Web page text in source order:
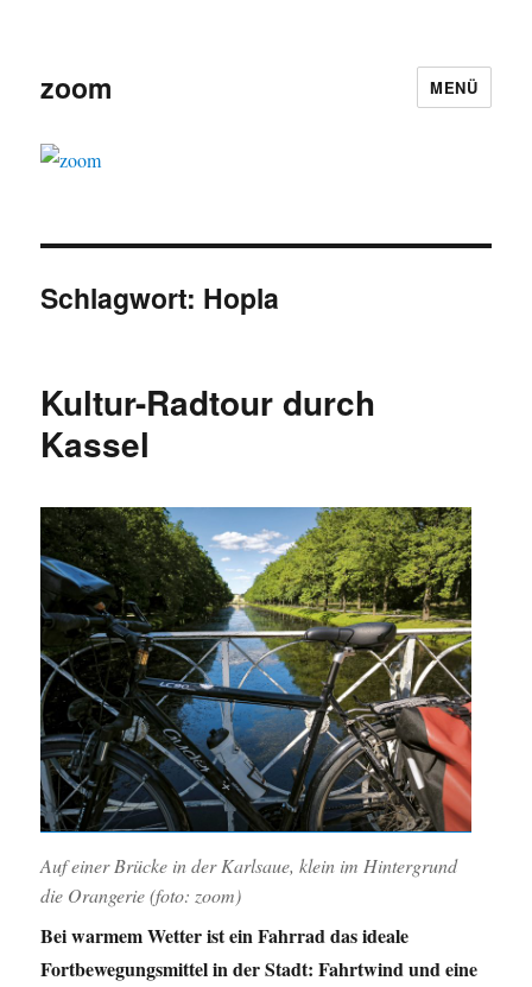
zoom MENÜ
Schlagwort: Hopla
Kultur-Radtour durch
Kassel
Auf einer Brücke in der Karlsaue, klein im Hintergrund
die Orangerie (foto: zoom)
Bei warmem Wetter ist ein Fahrrad das ideale
Fortbewegungsmittel in der Stadt: Fahrtwind und eine